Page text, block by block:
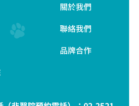
關於我們
聯絡我們
品牌合作